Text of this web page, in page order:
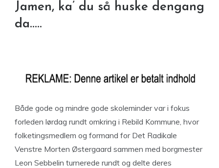
Jamen, ka’ du så huske dengang
da…..
Både gode og mindre gode skoleminder var i fokus
forleden lørdag rundt omkring i Rebild Kommune, hvor
folketingsmedlem og formand for Det Radikale
Venstre Morten Østergaard sammen med borgmester
Leon Sebbelin turnerede rundt og delte deres